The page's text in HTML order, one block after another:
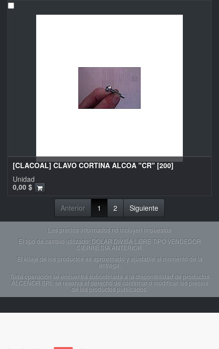
[CLACOAL] CLAVO CORTINA ALCOA "CR" [200]
0,00 $
Unidad
Anterior 1 2 Siguiente
Los precios informados no incluyen impuestos
El tipo de cambio utilizado: DOLAR DIVISA LIBRE TIPO VENDEDOR
CIERRE DÍA ANTERIOR.
El kilaje de los productos es aproximado y ajustable al momento de la
entrega.
Toda operación se encuentra subordinada a la disponibilidad de productos.
ALCENOR SRL se reserva el derecho de confirmar o modificar los precios
de los productos publicados.